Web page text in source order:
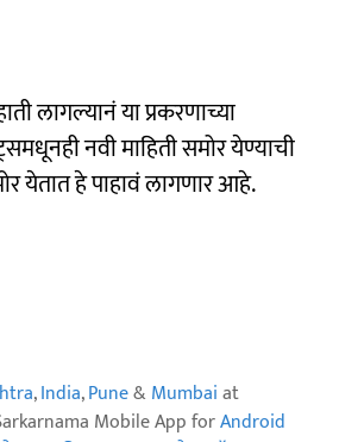
लागल्यानं या प्रकरणाच्या
नवी माहिती समोर येण्याची
येतात हे पाहावं लागणार आहे.
,India,Pune& Mumbaiat
Mobile App forAndroid